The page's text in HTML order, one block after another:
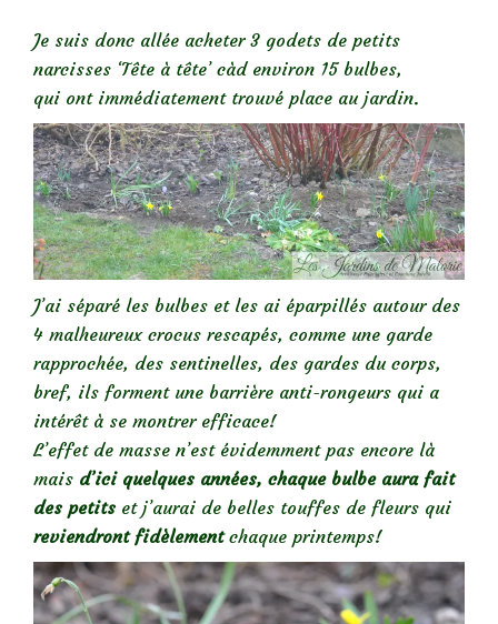
Je suis donc allée acheter 3 godets de petits
narcisses ‘Tête à tête’ càd environ 15 bulbes,
qui ont immédiatement trouvé place au jardin.
J’ai séparé les bulbes et les ai éparpillés autour des
4 malheureux crocus rescapés, comme une garde
rapprochée, des sentinelles, des gardes du corps,
bref, ils forment une barrière anti-rongeurs qui a
intérêt à se montrer efficace!
L’effet de masse n’est évidemment pas encore là
mais d’ici quelques années, chaque bulbe aura fait
des petits et j’aurai de belles touffes de fleurs qui
reviendront fidèlementchaque printemps!